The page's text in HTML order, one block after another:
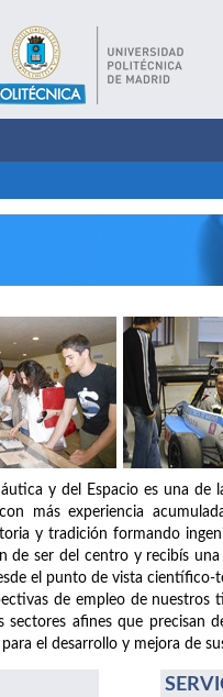
y del Espacio es una de
más experiencia
y tradición formando
de ser del centro y recibís
el punto de vista
de empleo de
sectores afines que precisan
el desarrollo y mejora de